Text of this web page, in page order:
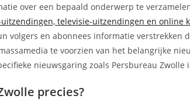
over een bepaald onderwerp te
televisie-uitzendingen en online
volgers en abonnees informatie verstrekken
te voorzien van het belangrijke
nieuwsgaring zoals Persbureau Zwolle
precies?